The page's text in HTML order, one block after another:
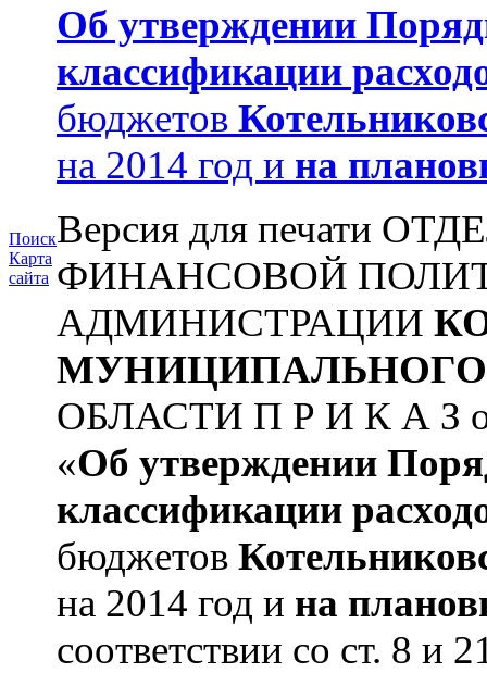
Поиск
Карта
сайта
Об утверждении
классификации
бюджетов
на 2014 год и на
Версия для печати
ФИНАНСОВОЙ
АДМИНИСТРАЦИИ
ОБЛАСТИ П Р И К А З
«Об утверждении
классификации
бюджетов
на 2014 год и на
соответствии со ст. 8 и